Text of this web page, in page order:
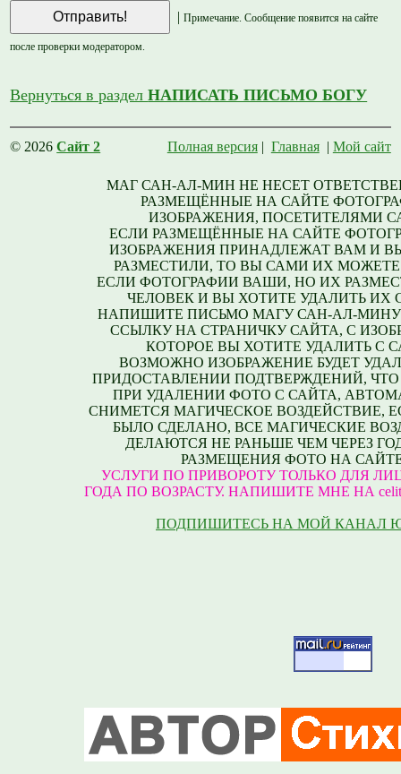
| Примечание. Сообщение появится на сайте
после проверки модератором.
Вернуться в разделНАПИСАТЬ ПИСЬМО БОГУ
© 2026Сайт 2 Полная версия| Главная| Мой сайт
МАГ САН-АЛ-МИН НЕ НЕСЕТ
РАЗМЕЩЁННЫЕ НА САЙТЕ
ИЗОБРАЖЕНИЯ, ПОСЕТИТЕЛЯМИ
ЕСЛИ РАЗМЕЩЁННЫЕ НА САЙТЕ
ИЗОБРАЖЕНИЯ ПРИНАДЛЕЖАТ ВАМ И
РАЗМЕСТИЛИ, ТО ВЫ САМИ ИХ МОЖЕТЕ
ЕСЛИ ФОТОГРАФИИ ВАШИ, НО ИХ
ЧЕЛОВЕК И ВЫ ХОТИТЕ УДАЛИТЬ ИХ
НАПИШИТЕ ПИСЬМО МАГУ САН-АЛ-
ССЫЛКУ НА СТРАНИЧКУ САЙТА, С
КОТОРОЕ ВЫ ХОТИТЕ УДАЛИТЬ С
ВОЗМОЖНО ИЗОБРАЖЕНИЕ БУДЕТ
ПРИДОСТАВЛЕНИИ ПОДТВЕРЖДЕНИЙ,
ПРИ УДАЛЕНИИ ФОТО С САЙТА,
СНИМЕТСЯ МАГИЧЕСКОЕ ВОЗДЕЙСТВИЕ,
БЫЛО СДЕЛАНО, ВСЕ МАГИЧЕСКИЕ
ДЕЛАЮТСЯ НЕ РАНЬШЕ ЧЕМ ЧЕРЕЗ
РАЗМЕЩЕНИЯ ФОТО НА
УСЛУГИ ПО ПРИВОРОТУ ТОЛЬКО ДЛЯ
ГОДА ПО ВОЗРАСТУ. НАПИШИТЕ МНЕ НА
ПОДПИШИТЕСЬ НА МОЙ КАНАЛ